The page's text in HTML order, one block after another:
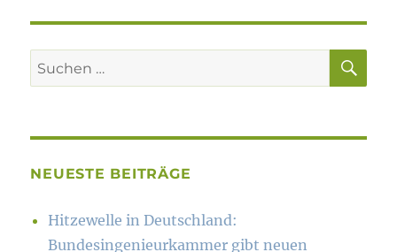
Suchen
nach:
NEUESTE BEITRÄGE
Hitzewelle in Deutschland:
Bundesingenieurkammer gibt neuen